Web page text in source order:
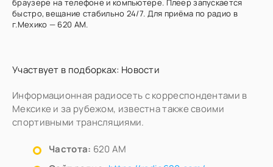
браузере на телефоне и компьютере. Плеер запускается
быстро, вещание стабильно 24/7. Для приёма по радио в
г.Мехико — 620 AM.
Участвует в подборках: Новости
Информационная радиосеть с корреспондентами в
Мексике и за рубежом, известна также своими
спортивными трансляциями.
Частота: 620 AM